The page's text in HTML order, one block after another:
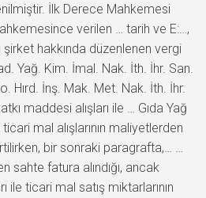
İlk Derece Mahkemesi
verilen … tarih ve E:…,
şirket hakkında düzenlenen vergi
Yağ. Kim. İmal. Nak. İth. İhr. San.
Hırd. İnş. Mak. Met. Nak. İth. İhr.
maddesi alışları ile … Gıda Yağ
mal alışlarının maliyetlerden
bir sonraki paragrafta,… …
sahte fatura alındığı, ancak
ile ticari mal satış miktarlarının